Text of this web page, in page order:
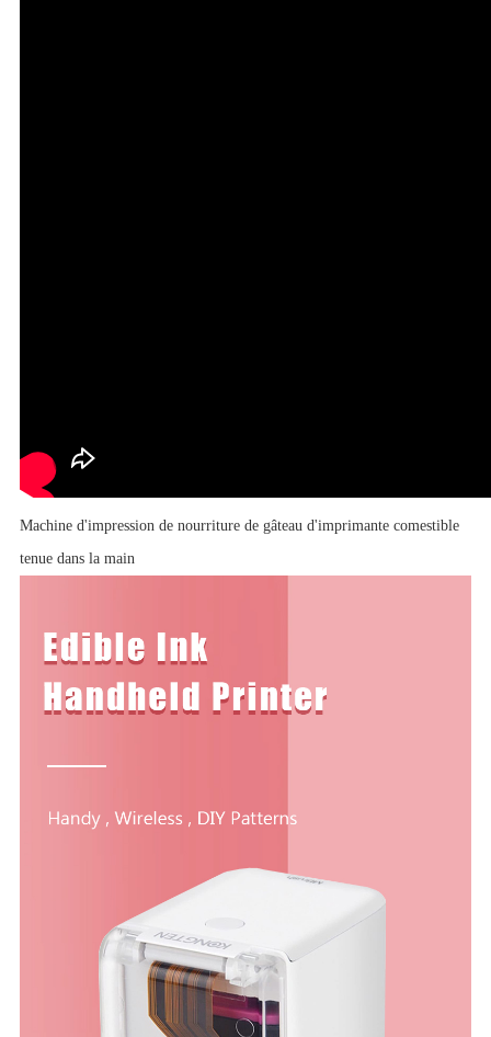
Machine d'impression de nourriture de gâteau d'imprimante comestible
tenue dans la main